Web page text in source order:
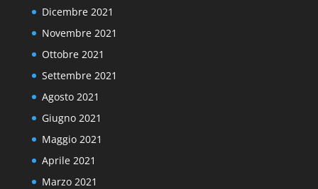
Dicembre 2021
Novembre 2021
Ottobre 2021
Settembre 2021
Agosto 2021
Giugno 2021
Maggio 2021
Aprile 2021
Marzo 2021